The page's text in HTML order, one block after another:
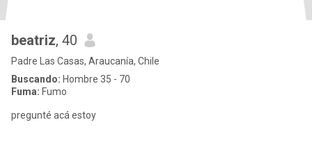
beatriz, 40
Padre Las Casas, Araucanía, Chile
Buscando: Hombre 35 - 70
Fuma: Fumo
pregunté acá estoy